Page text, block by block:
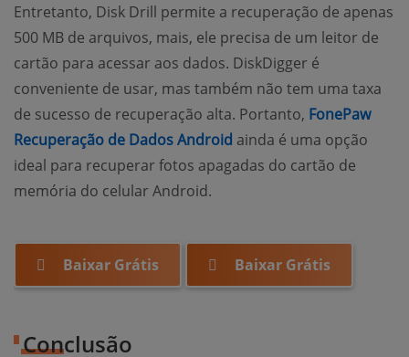
Entretanto, Disk Drill permite a recuperação de apenas
500 MB de arquivos, mais, ele precisa de um leitor de
cartão para acessar aos dados. DiskDigger é
conveniente de usar, mas também não tem uma taxa
de sucesso de recuperação alta. Portanto, FonePaw
Recuperação de Dados Android ainda é uma opção
ideal para recuperar fotos apagadas do cartão de
memória do celular Android.
Baixar Grátis Baixar Grátis
Conclusão